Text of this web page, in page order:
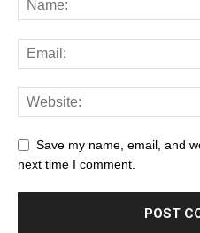
Save my name, email, and
next time I comment.